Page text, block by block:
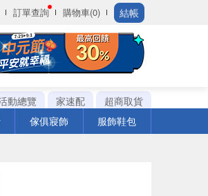
訂單查詢 購物車(0) 結帳
動總覽 家速配
超商取貨
傢俱寢飾 服飾鞋包